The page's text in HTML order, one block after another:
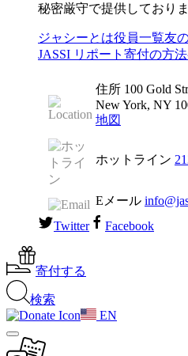
秘密厳守で提供しておりま
ジャシーとは役員一覧友
JASSI リポート 寄付の方法
住所 100 Gold
New York, NY
地図
ホットライン
Eメール
Twitter
Facebook
寄付する
検索
EN